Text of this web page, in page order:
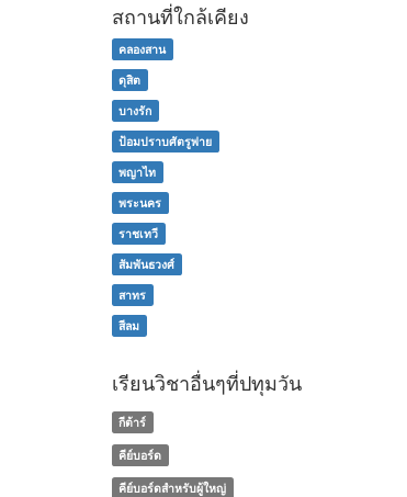
สถานที่ใกล้เคียง
คลองสาน
ดุสิต
บางรัก
ป้อมปราบศัตรูพ่าย
พญาไท
พระนคร
ราชเทวี
สัมพันธวงศ์
สาทร
สีลม
เรียนวิชาอื่นๆที่ปทุมวัน
กีต้าร์
คีย์บอร์ด
คีย์บอร์ดสำหรับผู้ใหญ่